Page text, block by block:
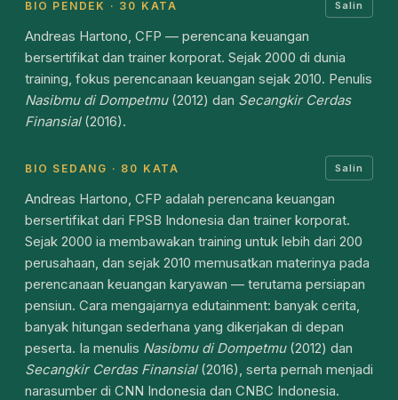
BIO PENDEK · 30 KATA Salin
Andreas Hartono, CFP — perencana keuangan
bersertifikat dan trainer korporat. Sejak 2000 di dunia
training, fokus perencanaan keuangan sejak 2010. Penulis
Nasibmu di Dompetmu(2012) dan Secangkir Cerdas
Finansial(2016).
BIO SEDANG · 80 KATA Salin
Andreas Hartono, CFP adalah perencana keuangan
bersertifikat dari FPSB Indonesia dan trainer korporat.
Sejak 2000 ia membawakan training untuk lebih dari 200
perusahaan, dan sejak 2010 memusatkan materinya pada
perencanaan keuangan karyawan — terutama persiapan
pensiun. Cara mengajarnya edutainment: banyak cerita,
banyak hitungan sederhana yang dikerjakan di depan
peserta. Ia menulis Nasibmu di Dompetmu(2012) dan
Secangkir Cerdas Finansial(2016), serta pernah menjadi
narasumber di CNN Indonesia dan CNBC Indonesia.